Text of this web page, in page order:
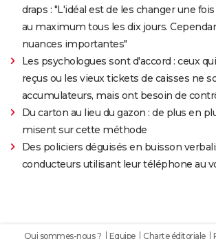
draps : "L'idéal est de les changer une
au maximum tous les dix jours.
nuances importantes"
Les psychologues sont d'accord : ceux
reçus ou les vieux tickets de caisses ne
accumulateurs, mais ont besoin de
Du carton au lieu du gazon : de plus en
misent sur cette méthode
Des policiers déguisés en buisson
conducteurs utilisant leur téléphone au
Qui sommes-nous ? Equipe Charte éditoriale